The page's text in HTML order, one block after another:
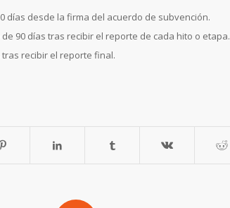
días desde la firma del acuerdo de subvención.
de 90 días tras recibir el reporte de cada hito o etapa.
tras recibir el reporte final.